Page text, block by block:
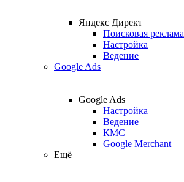
Яндекс Директ
Поисковая реклама
Настройка
Ведение
Google Ads
Google Ads
Настройка
Ведение
КМС
Google Merchant
Ещё